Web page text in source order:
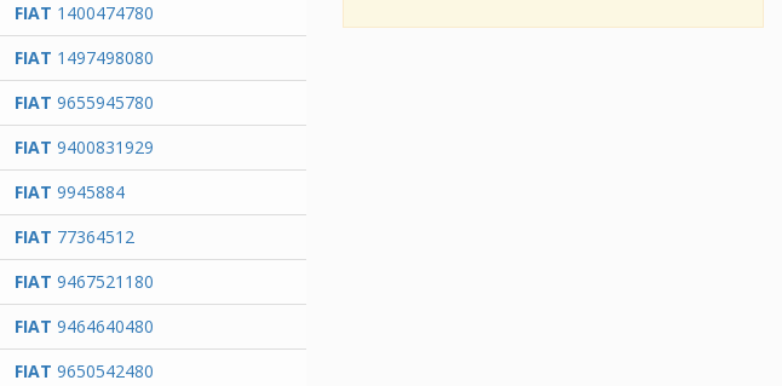
FIAT 1400474780
FIAT 1497498080
FIAT 9655945780
FIAT 9400831929
FIAT 9945884
FIAT 77364512
FIAT 9467521180
FIAT 9464640480
FIAT 9650542480